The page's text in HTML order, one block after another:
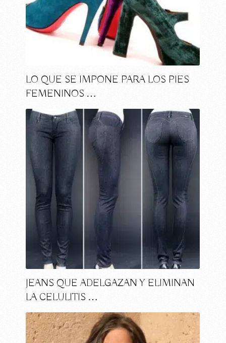
LO QUE SE IMPONE PARA LOS PIES
FEMENINOS …
JEANS QUE ADELGAZAN Y ELIMINAN
LA CELULITIS …